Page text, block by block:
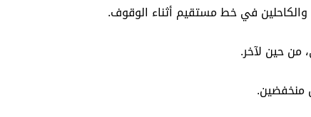
والكاحلين في خط مستقيم أثناء الوقوف.
من حين لآخر.
منخفضين.